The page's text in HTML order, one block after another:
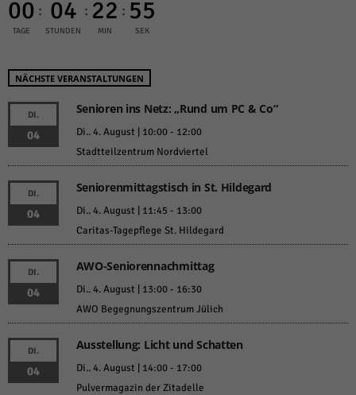
00
TAGE
: 04
STUNDEN
: 22
MIN
: 55
SEK
NÄCHSTE VERANSTALTUNGEN
DI.
04
Senioren ins Netz: „Rund um PC & Co“
Di.. 4. August | 10:00- 12:00
Stadtteilzentrum Nordviertel
DI.
04
Seniorenmittagstisch in St. Hildegard
Di.. 4. August | 11:45 - 13:00
Caritas-Tagepflege St. Hildegard
DI.
04
AWO-Seniorennachmittag
Di.. 4. August | 13:00- 16:30
AWO Begegnungszentrum Jülich
DI.
04
Ausstellung: Licht und Schatten
Di.. 4. August | 14:00- 17:00
Pulvermagazin der Zitadelle